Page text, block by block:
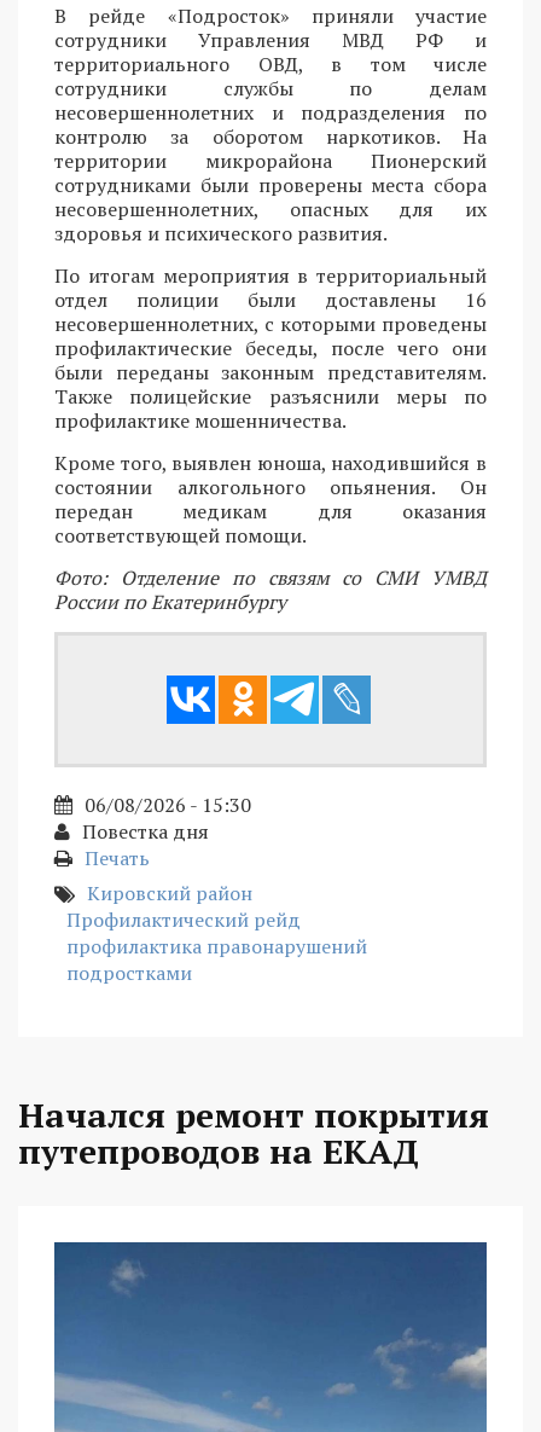
В рейде «Подросток» приняли участие
сотрудники Управления МВД РФ и
территориального ОВД, в том числе
сотрудники службы по делам
несовершеннолетних и подразделения по
контролю за оборотом наркотиков. На
территории микрорайона Пионерский
сотрудниками были проверены места сбора
несовершеннолетних, опасных для их
здоровья и психического развития.
По итогам мероприятия в территориальный
отдел полиции были доставлены 16
несовершеннолетних, с которыми проведены
профилактические беседы, после чего они
были переданы законным представителям.
Также полицейские разъяснили меры по
профилактике мошенничества.
Кроме того, выявлен юноша, находившийся в
состоянии алкогольного опьянения. Он
передан медикам для оказания
соответствующей помощи.
Фото: Отделение по связям со СМИ УМВД
России по Екатеринбургу
06/08/2026 - 15:30
Повестка дня
Печать
Кировский район
Профилактический рейд
профилактика правонарушений
подростками
Начался ремонт покрытия
путепроводов на ЕКАД